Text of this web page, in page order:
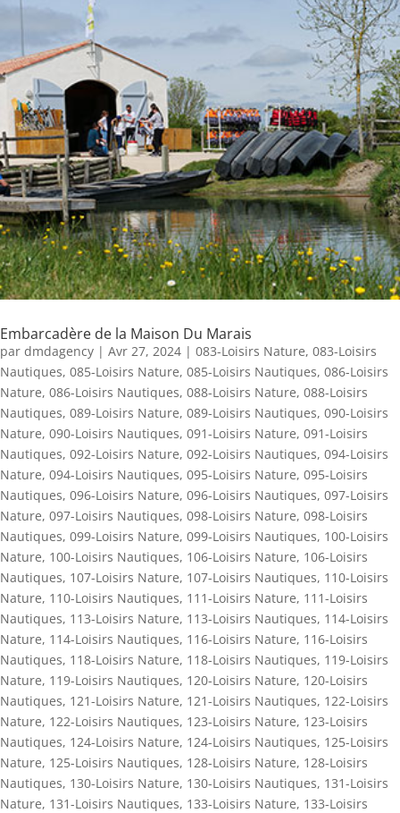
Embarcadère de la Maison Du Marais
par dmdagency | Avr 27, 2024 | 083-Loisirs Nature, 083-Loisirs
Nautiques, 085-Loisirs Nature, 085-Loisirs Nautiques, 086-Loisirs
Nature, 086-Loisirs Nautiques, 088-Loisirs Nature, 088-Loisirs
Nautiques, 089-Loisirs Nature, 089-Loisirs Nautiques, 090-Loisirs
Nature, 090-Loisirs Nautiques, 091-Loisirs Nature, 091-Loisirs
Nautiques, 092-Loisirs Nature, 092-Loisirs Nautiques, 094-Loisirs
Nature, 094-Loisirs Nautiques, 095-Loisirs Nature, 095-Loisirs
Nautiques, 096-Loisirs Nature, 096-Loisirs Nautiques, 097-Loisirs
Nature, 097-Loisirs Nautiques, 098-Loisirs Nature, 098-Loisirs
Nautiques, 099-Loisirs Nature, 099-Loisirs Nautiques, 100-Loisirs
Nature, 100-Loisirs Nautiques, 106-Loisirs Nature, 106-Loisirs
Nautiques, 107-Loisirs Nature, 107-Loisirs Nautiques, 110-Loisirs
Nature, 110-Loisirs Nautiques, 111-Loisirs Nature, 111-Loisirs
Nautiques, 113-Loisirs Nature, 113-Loisirs Nautiques, 114-Loisirs
Nature, 114-Loisirs Nautiques, 116-Loisirs Nature, 116-Loisirs
Nautiques, 118-Loisirs Nature, 118-Loisirs Nautiques, 119-Loisirs
Nature, 119-Loisirs Nautiques, 120-Loisirs Nature, 120-Loisirs
Nautiques, 121-Loisirs Nature, 121-Loisirs Nautiques, 122-Loisirs
Nature, 122-Loisirs Nautiques, 123-Loisirs Nature, 123-Loisirs
Nautiques, 124-Loisirs Nature, 124-Loisirs Nautiques, 125-Loisirs
Nature, 125-Loisirs Nautiques, 128-Loisirs Nature, 128-Loisirs
Nautiques, 130-Loisirs Nature, 130-Loisirs Nautiques, 131-Loisirs
Nature, 131-Loisirs Nautiques, 133-Loisirs Nature, 133-Loisirs